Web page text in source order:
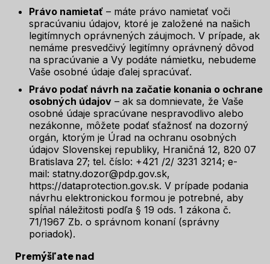
Právo namietať – máte právo namietať voči
spracúvaniu údajov, ktoré je založené na našich
legitímnych oprávnených záujmoch. V prípade, ak
nemáme presvedčivý legitímny oprávnený dôvod
na spracúvanie a Vy podáte námietku, nebudeme
Vaše osobné údaje ďalej spracúvať.
Právo podať návrh na začatie konania o ochrane
osobných údajov – ak sa domnievate, že Vaše
osobné údaje spracúvane nespravodlivo alebo
nezákonne, môžete podať sťažnosť na dozorný
orgán, ktorým je Úrad na ochranu osobných
údajov Slovenskej republiky, Hraničná 12, 820 07
Bratislava 27; tel. číslo: +421 /2/ 3231 3214; e-
mail: statny.dozor@pdp.gov.sk,
https://dataprotection.gov.sk. V prípade podania
návrhu elektronickou formou je potrebné, aby
spĺňal náležitosti podľa § 19 ods. 1 zákona č.
71/1967 Zb. o správnom konaní (správny
poriadok).
Premýšľate nad